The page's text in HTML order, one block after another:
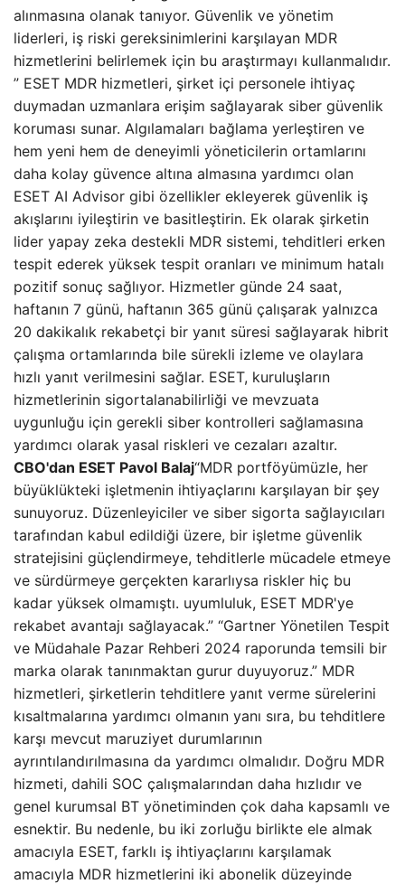
alınmasına olanak tanıyor. Güvenlik ve yönetim
liderleri, iş riski gereksinimlerini karşılayan MDR
hizmetlerini belirlemek için bu araştırmayı kullanmalıdır.
” ESET MDR hizmetleri, şirket içi personele ihtiyaç
duymadan uzmanlara erişim sağlayarak siber güvenlik
koruması sunar. Algılamaları bağlama yerleştiren ve
hem yeni hem de deneyimli yöneticilerin ortamlarını
daha kolay güvence altına almasına yardımcı olan
ESET AI Advisor gibi özellikler ekleyerek güvenlik iş
akışlarını iyileştirin ve basitleştirin. Ek olarak şirketin
lider yapay zeka destekli MDR sistemi, tehditleri erken
tespit ederek yüksek tespit oranları ve minimum hatalı
pozitif sonuç sağlıyor. Hizmetler günde 24 saat,
haftanın 7 günü, haftanın 365 günü çalışarak yalnızca
20 dakikalık rekabetçi bir yanıt süresi sağlayarak hibrit
çalışma ortamlarında bile sürekli izleme ve olaylara
hızlı yanıt verilmesini sağlar. ESET, kuruluşların
hizmetlerinin sigortalanabilirliği ve mevzuata
uygunluğu için gerekli siber kontrolleri sağlamasına
yardımcı olarak yasal riskleri ve cezaları azaltır.
CBO'dan ESET Pavol Balaj“MDR portföyümüzle, her
büyüklükteki işletmenin ihtiyaçlarını karşılayan bir şey
sunuyoruz. Düzenleyiciler ve siber sigorta sağlayıcıları
tarafından kabul edildiği üzere, bir işletme güvenlik
stratejisini güçlendirmeye, tehditlerle mücadele etmeye
ve sürdürmeye gerçekten kararlıysa riskler hiç bu
kadar yüksek olmamıştı. uyumluluk, ESET MDR'ye
rekabet avantajı sağlayacak.” “Gartner Yönetilen Tespit
ve Müdahale Pazar Rehberi 2024 raporunda temsili bir
marka olarak tanınmaktan gurur duyuyoruz.” MDR
hizmetleri, şirketlerin tehditlere yanıt verme sürelerini
kısaltmalarına yardımcı olmanın yanı sıra, bu tehditlere
karşı mevcut maruziyet durumlarının
ayrıntılandırılmasına da yardımcı olmalıdır. Doğru MDR
hizmeti, dahili SOC çalışmalarından daha hızlıdır ve
genel kurumsal BT yönetiminden çok daha kapsamlı ve
esnektir. Bu nedenle, bu iki zorluğu birlikte ele almak
amacıyla ESET, farklı iş ihtiyaçlarını karşılamak
amacıyla MDR hizmetlerini iki abonelik düzeyinde